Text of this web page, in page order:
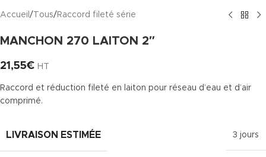
Accueil / Tous/ Raccord fileté série
MANCHON 270 LAITON 2″
21,55€ HT
Raccord et réduction fileté en laiton pour réseau d’eau et d’air
comprimé.
LIVRAISON ESTIMÉE 3 jours